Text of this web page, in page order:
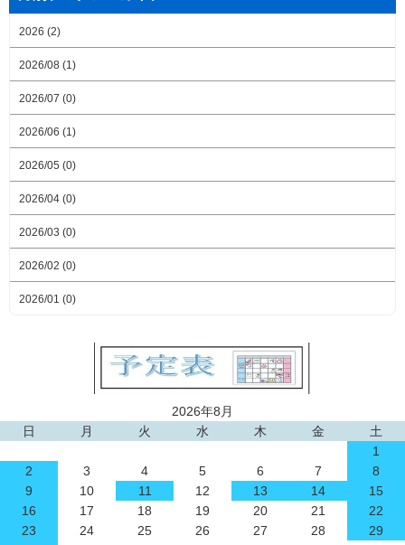
2026 (2)
2026/08 (1)
2026/07 (0)
2026/06 (1)
2026/05 (0)
2026/04 (0)
2026/03 (0)
2026/02 (0)
2026/01 (0)
2026年8月
日
月 火 水 木 金
土
1
2
3 4 5 6 7
8
9
10 11 12 13 14
15
16
17 18 19 20 21
22
23
24 25 26 27 28
29